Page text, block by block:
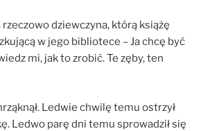
rzeczowo dziewczyna, którą książę
w jego bibliotece – Ja chcę być
mi, jak to zrobić. Te zęby, ten
Ledwie chwilę temu ostrzył
Ledwo parę dni temu sprowadził się